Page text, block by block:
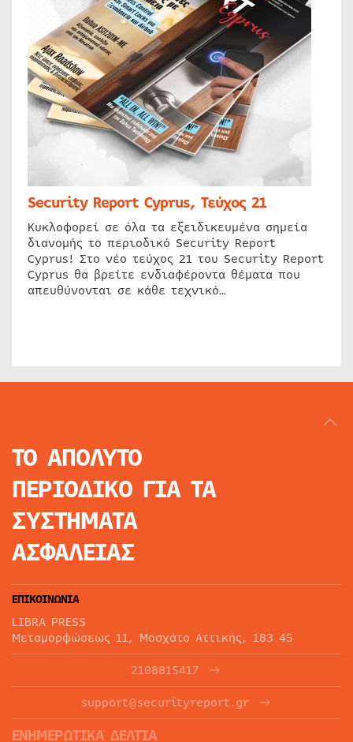
Security Report Cyprus, Τεύχος 21
Κυκλοφορεί σε όλα τα εξειδικευμένα σημεία
διανομής το περιοδικό Security Report
Cyprus! Στο νέο τεύχος 21 του Security Report
Cyprus θα βρείτε ενδιαφέροντα θέματα που
απευθύνονται σε κάθε τεχνικό…
ΤΟ ΑΠΟΛΥΤΟ
ΠΕΡΙΟΔΙΚΟ ΓΙΑ ΤΑ
ΣΥΣΤΗΜΑΤΑ
ΑΣΦΑΛΕΙΑΣ
ΕΠΙΚΟΙΝΩΝΙΑ
LIBRA PRESS
Μεταμορφώσεως 11, Μοσχάτο Αττικής, 183 45
2108815417
support@securityreport.gr
ΕΝΗΜΕΡΩΤΙΚΑ ΔΕΛΤΙΑ